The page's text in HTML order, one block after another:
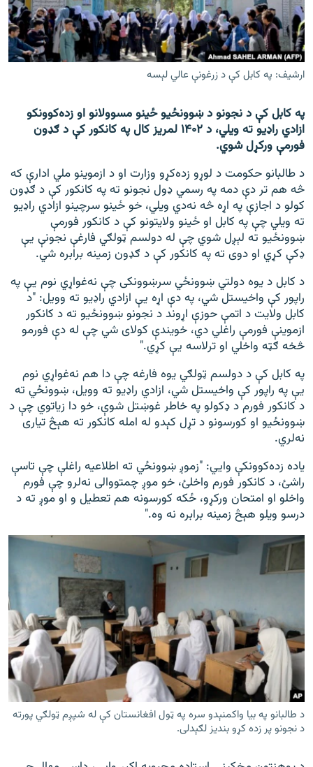
دري پاڼه
Azadi English
د ازادې اروپا/ ازادي راډيو ټولې پاڼې
ارشیف: په کابل کې د زرغونې عالي لېسه
په کابل کې د نجونو د ښوونځيو ځینو مسوولانو او زده‌کوونکو
ازادي راډیو ته ویلي، د ۱۴۰۲ لمریز کال په کانکور کې د ګډون
فورمې ورکړل شوي.
د طالبانو حکومت د لوړو زده‌کړو وزارت او د ازموینو ملي ادارې که
څه هم تر دې دمه په رسمي ډول نجونو ته په کانکور کې د ګډون
کولو د اجازې په اړه څه نه‌دي ویلي، خو ځینو سرچینو ازادي راډيو
ته ویلي چې په کابل او ځینو ولایتونو کې د کانکور فورمې
ښوونځیو ته لېږل شوي چې له دولسم ټولګي فارغې نجونې یې
ډکې کړي او دوی ته په کانکور کې د ګډون زمینه برابره شي.
د کابل د یوه دولتي ښوونځي سرښوونکی چې نه‌غواړي نوم یې په
راپور کې واخیستل شي، په دې اړه یې ازادي راډيو ته وویل: "د
کابل ولایت د اتمې حوزې اړوند د نجونو ښوونځيو ته د کانکور
ازموینې فورمې راغلي دي، خویندې کولای شي چې له دې فورمو
څخه ګټه واخلي او ترلاسه یې کړي."
په کابل کې د دولسم ټولګي یوه فارغه چې دا هم نه‌غواړي نوم
یې په راپور کې واخیستل شي، ازادي راډيو ته وویل، ښوونځي ته
د کانکور فورم د ډکولو په خاطر غوښتل شوې، خو دا زیاتوي چې د
ښوونځیو او کورسونو د تړل کېدو له امله کانکور ته هېڅ تیاری
نه‌لري.
ياده زده‌کوونکې وايي: "زموږ ښوونځي ته اطلاعیه راغلې چې تاسې
راشئ، د کانکور فورم واخلئ، خو موږ چمتووالی نه‌لرو چې فورم
واخلو او امتحان ورکړو، ځکه کورسونه هم تعطیل و او موږ ته د
درسو ویلو هېڅ زمینه برابره نه وه."
د طالبانو په بیا واکمنېدو سره په ټول افغانستان کې له شپږم ټولګي پورته
د نجونو پر زده کړو بندیز لګېدلی.